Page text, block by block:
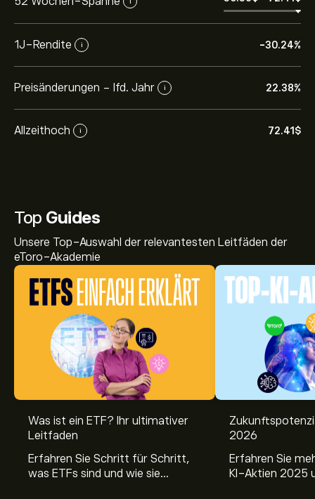
1J-Rendite i -30.24%
Preisänderungen - lfd. Jahr i 22.38%
Allzeithoch i 72.41‎$‎
Top Guides
Unsere Top-Auswahl der relevantesten Leitfäden der
eToro-Akademie
Was ist ein ETF? Ihr ultimativer
Leitfaden
Erfahren Sie Schritt für Schritt,
was ETFs sind und wie sie
2026
Erfahren Sie
KI-Aktien 2025